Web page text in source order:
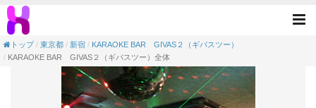
【貸切イベントパーティー会場】
トップ
東京都 新宿
KARAOKE BAR GIVAS２（ギバスツー）
KARAOKE BAR GIVAS２（ギバスツー）全体